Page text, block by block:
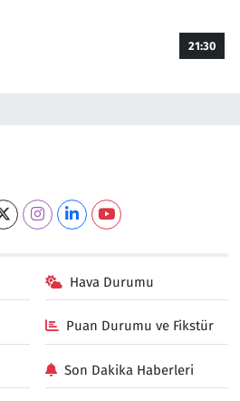
21:30
Hava Durumu
Puan Durumu ve Fikstür
Son Dakika Haberleri